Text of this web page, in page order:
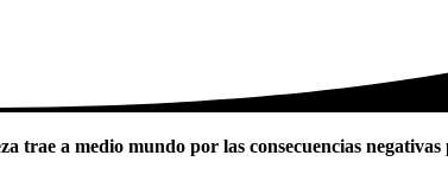
trae a medio mundo por las consecuencias